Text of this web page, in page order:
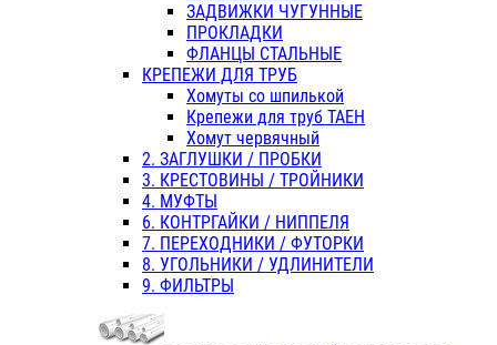
ЗАДВИЖКИ ЧУГУННЫЕ
ПРОКЛАДКИ
ФЛАНЦЫ СТАЛЬНЫЕ
КРЕПЕЖИ ДЛЯ ТРУБ
Хомуты со шпилькой
Крепежи для труб ТАЕН
Хомут червячный
2. ЗАГЛУШКИ / ПРОБКИ
3. КРЕСТОВИНЫ / ТРОЙНИКИ
4. МУФТЫ
6. КОНТРГАЙКИ / НИППЕЛЯ
7. ПЕРЕХОДНИКИ / ФУТОРКИ
8. УГОЛЬНИКИ / УДЛИНИТЕЛИ
9. ФИЛЬТРЫ